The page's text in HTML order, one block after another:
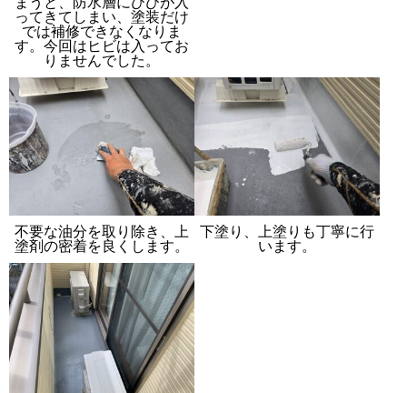
ってきてしまい、塗装だけ
では補修できなくなりま
す。今回はヒビは入ってお
りませんでした。
不要な油分を取り除き、上
塗剤の密着を良くします。
下塗り、上塗りも丁寧に行
います。